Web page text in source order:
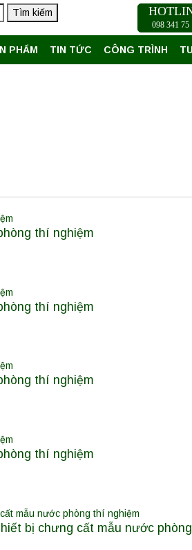
Tìm kiếm
098 341 75
PHẨM TIN TỨC CÔNG TRÌNH
thí nghiệm
thí nghiệm
thí nghiệm
thí nghiệm
bị chưng cất mẫu nước